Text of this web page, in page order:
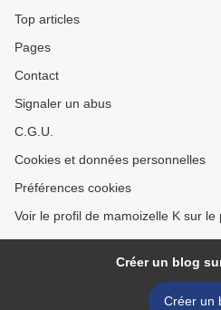
Top articles
Pages
Contact
Signaler un abus
C.G.U.
Cookies et données personnelles
Préférences cookies
Voir le profil de mamoizelle K sur le
Créer un blog
Créer un